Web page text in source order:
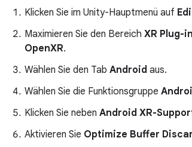
Klicken Sie im Unity-Hauptmenü auf
Maximieren Sie den Bereich XR Plug-
OpenXR.
Wählen Sie den Tab Android aus.
Wählen Sie die Funktionsgruppe
Klicken Sie neben Android XR-
Aktivieren Sie Optimize Buffer